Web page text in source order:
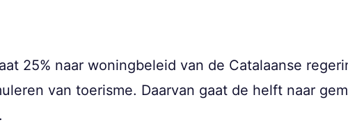
25% naar woningbeleid van de Catalaanse
van toerisme. Daarvan gaat de helft naar